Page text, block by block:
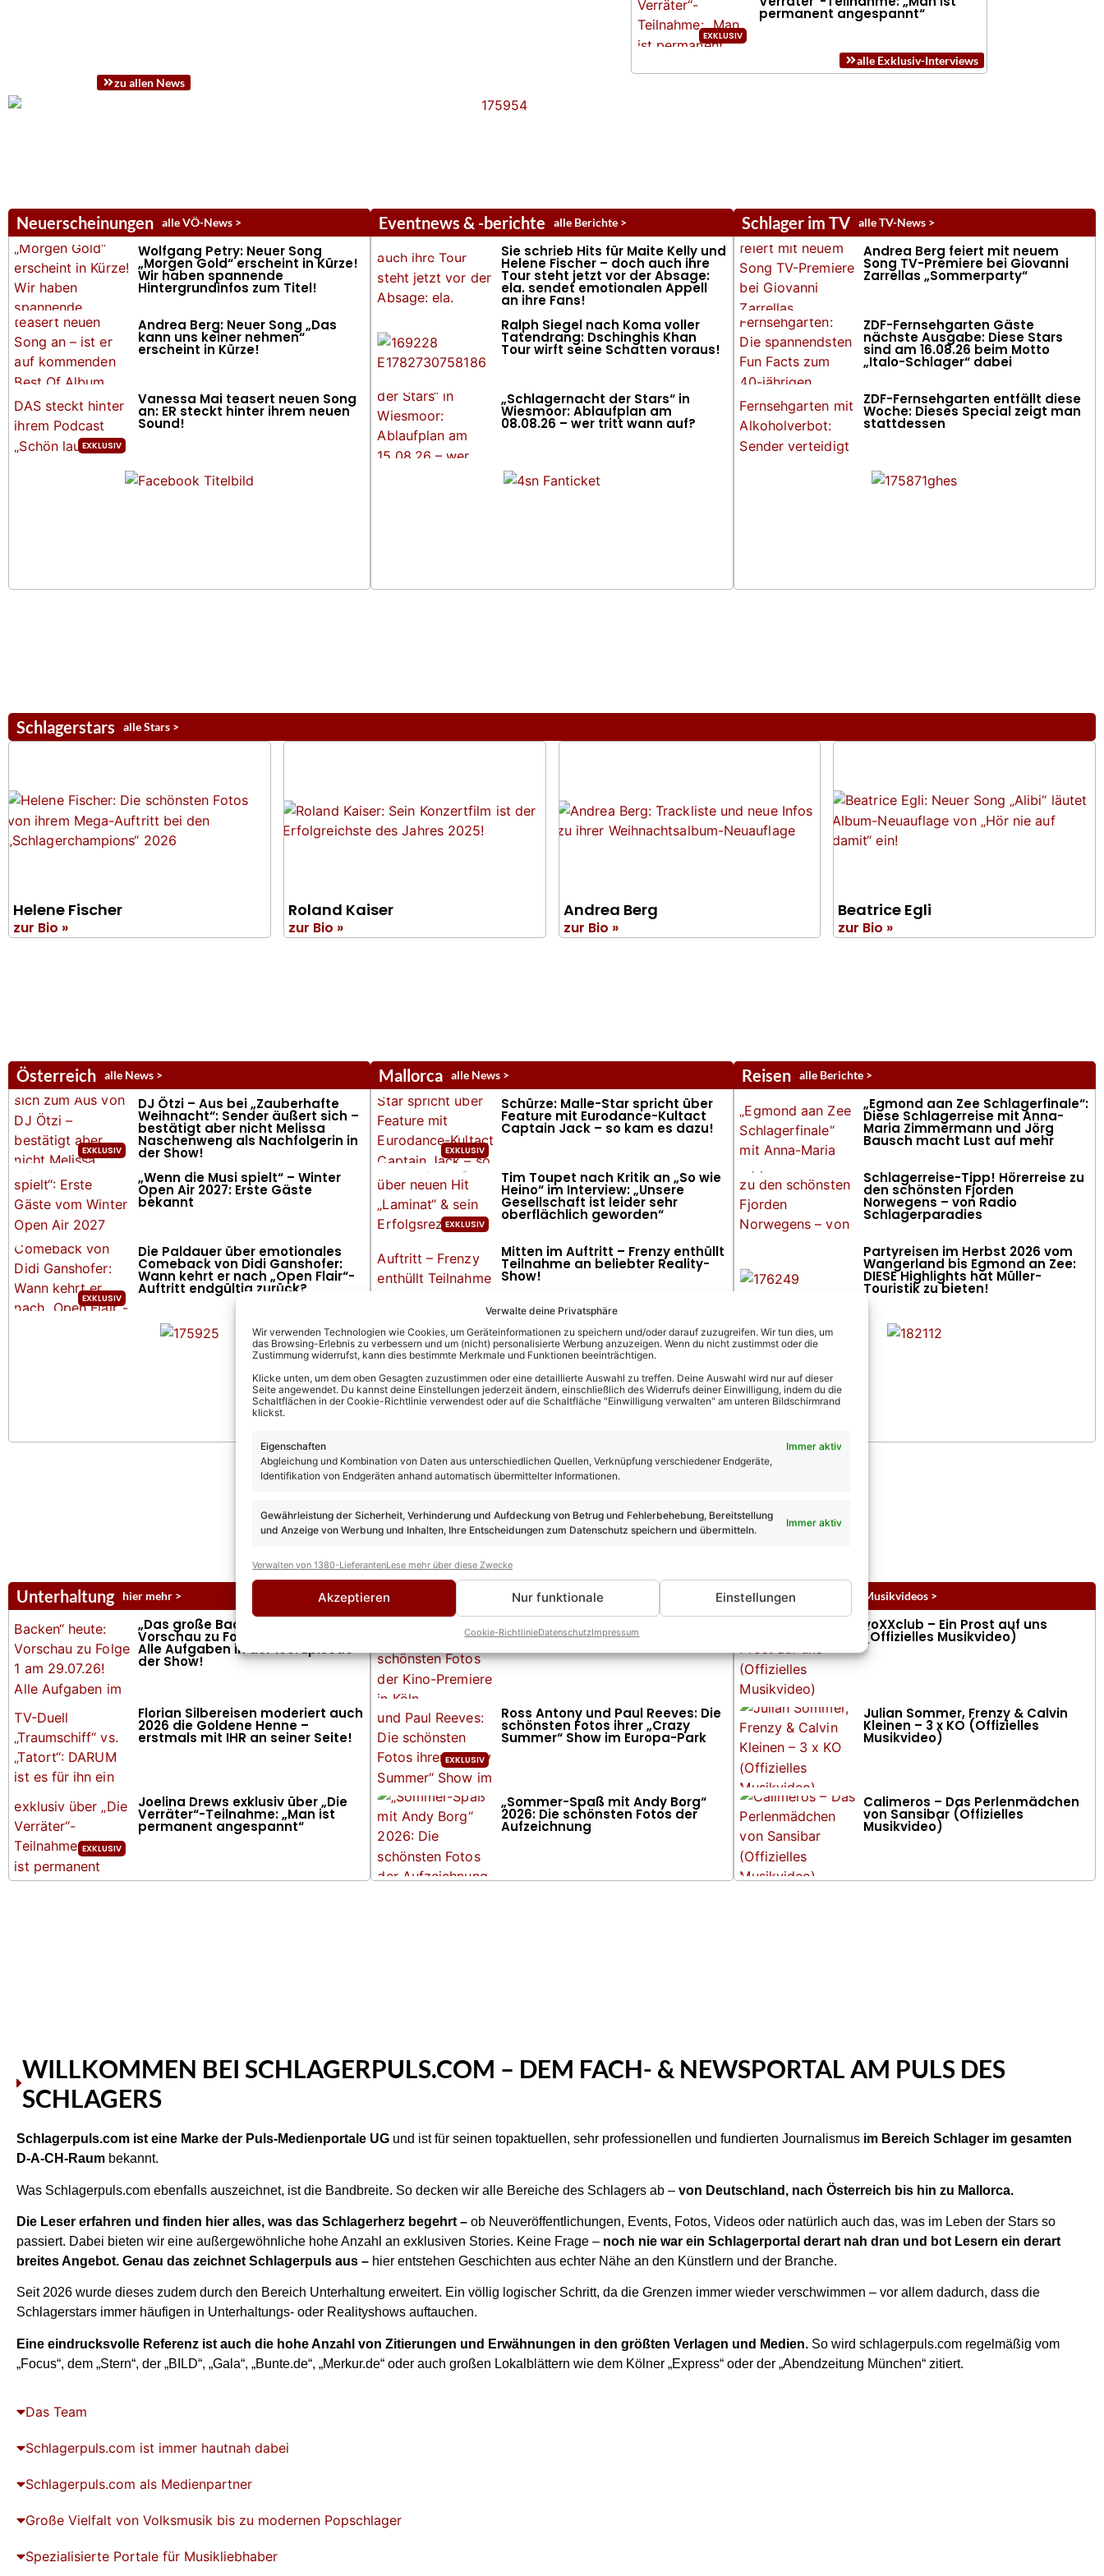
Verwalte deine Privatsphäre
Wir verwenden Technologien wie Cookies, um Geräteinformationen zu speichern und/oder darauf zuzugreifen. Wir tun dies, um
das Browsing-Erlebnis zu verbessern und um (nicht) personalisierte Werbung anzuzeigen. Wenn du nicht zustimmst oder die
Zustimmung widerrufst, kann dies bestimmte Merkmale und Funktionen beeinträchtigen.
Klicke unten, um dem oben Gesagten zuzustimmen oder eine detaillierte Auswahl zu treffen. Deine Auswahl wird nur auf dieser
Seite angewendet. Du kannst deine Einstellungen jederzeit ändern, einschließlich des Widerrufs deiner Einwilligung, indem du die
Schaltflächen in der Cookie-Richtlinie verwendest oder auf die Schaltfläche "Einwilligung verwalten" am unteren Bildschirmrand
klickst.
Eigenschaften
Immer aktiv
Abgleichung und Kombination von Daten aus unterschiedlichen Quellen, Verknüpfung verschiedener Endgeräte,
Identifikation von Endgeräten anhand automatisch übermittelter Informationen.
Gewährleistung der Sicherheit, Verhinderung und Aufdeckung von Betrug und Fehlerbehebung, Bereitstellung
und Anzeige von Werbung und Inhalten, Ihre Entscheidungen zum Datenschutz speichern und übermitteln.
Immer aktiv
Verwalten von 1380-LieferantenLese mehr über diese Zwecke
Akzeptieren Nur funktionale Einstellungen
Cookie-RichtlinieDatenschutzImpressum
zu allen News
permanent angespannt“
alle Exklusiv-Interviews
Neuerscheinungen alle VÖ-News >
Wolfgang Petry: Neuer Song
„Morgen Gold“ erscheint in Kürze!
Wir haben spannende
Hintergrundinfos zum Titel!
Andrea Berg: Neuer Song „Das
kann uns keiner nehmen“
erscheint in Kürze!
Vanessa Mai teasert neuen Song
an: ER steckt hinter ihrem neuen
Sound!
Eventnews & -berichte alle Berichte >
Sie schrieb Hits für Maite Kelly und
Helene Fischer – doch auch ihre
Tour steht jetzt vor der Absage:
ela. sendet emotionalen Appell
an ihre Fans!
Ralph Siegel nach Koma voller
Tatendrang: Dschinghis Khan
Tour wirft seine Schatten voraus!
„Schlagernacht der Stars“ in
Wiesmoor: Ablaufplan am
08.08.26 – wer tritt wann auf?
Schlager im TV alle TV-News >
Andrea Berg feiert mit neuem
Song TV-Premiere bei Giovanni
Zarrellas „Sommerparty“
ZDF-Fernsehgarten Gäste
nächste Ausgabe: Diese Stars
sind am 16.08.26 beim Motto
„Italo-Schlager“ dabei
ZDF-Fernsehgarten entfällt diese
Woche: Dieses Special zeigt man
stattdessen
Schlagerstars alle Stars >
Helene Fischer
zur Bio »
Roland Kaiser
zur Bio »
Andrea Berg
zur Bio »
Beatrice Egli
zur Bio »
Österreich alle News >
DJ Ötzi – Aus bei „Zauberhafte
Weihnacht“: Sender äußert sich –
bestätigt aber nicht Melissa
Naschenweng als Nachfolgerin in
der Show!
„Wenn die Musi spielt“ – Winter
Open Air 2027: Erste Gäste
bekannt
Die Paldauer über emotionales
Comeback von Didi Ganshofer:
Wann kehrt er nach „Open Flair“-
Auftritt endgültig zurück?
Mallorca alle News >
Schürze: Malle-Star spricht über
Feature mit Eurodance-Kultact
Captain Jack – so kam es dazu!
Tim Toupet nach Kritik an „So wie
Heino“ im Interview: „Unsere
Gesellschaft ist leider sehr
oberflächlich geworden“
Mitten im Auftritt – Frenzy enthüllt
Teilnahme an beliebter Reality-
Show!
Reisen alle Berichte >
„Egmond aan Zee Schlagerfinale“:
Diese Schlagerreise mit Anna-
Maria Zimmermann und Jörg
Bausch macht Lust auf mehr
Schlagerreise-Tipp! Hörerreise zu
den schönsten Fjorden
Norwegens – von Radio
Schlagerparadies
Partyreisen im Herbst 2026 vom
Wangerland bis Egmond an Zee:
DIESE Highlights hat Müller-
Touristik zu bieten!
Unterhaltung hier mehr >
„Das große Backen“ heute:
Vorschau zu Folge 2 am 05.08.26!
Alle Aufgaben in der 100. Episode
der Show!
Florian Silbereisen moderiert auch
2026 die Goldene Henne –
erstmals mit IHR an seiner Seite!
Joelina Drews exklusiv über „Die
Verräter“-Teilnahme: „Man ist
permanent angespannt“
Fotogalerien alle Fotogalerien >
Fotos der Kino-Premiere in Köln
Ross Antony und Paul Reeves: Die
schönsten Fotos ihrer „Crazy
Summer“ Show im Europa-Park
„Sommer-Spaß mit Andy Borg“
2026: Die schönsten Fotos der
Aufzeichnung
Musikvideos alle Musikvideos >
voXXclub – Ein Prost auf uns
(Offizielles Musikvideo)
Julian Sommer, Frenzy & Calvin
Kleinen – 3 x KO (Offizielles
Musikvideo)
Calimeros – Das Perlenmädchen
von Sansibar (Offizielles
Musikvideo)
WILLKOMMEN BEI SCHLAGERPULS.COM – DEM FACH- & NEWSPORTAL AM PULS DES
SCHLAGERS
Schlagerpuls.com ist eine Marke der Puls-Medienportale UG und ist für seinen topaktuellen, sehr professionellen und fundierten Journalismus im Bereich Schlager im gesamten
D-A-CH-Raum bekannt.
Was Schlagerpuls.com ebenfalls auszeichnet, ist die Bandbreite. So decken wir alle Bereiche des Schlagers ab – von Deutschland, nach Österreich bis hin zu Mallorca.
Die Leser erfahren und finden hier alles, was das Schlagerherz begehrt – ob Neuveröffentlichungen, Events, Fotos, Videos oder natürlich auch das, was im Leben der Stars so
passiert. Dabei bieten wir eine außergewöhnliche hohe Anzahl an exklusiven Stories. Keine Frage – noch nie war ein Schlagerportal derart nah dran und bot Lesern ein derart
breites Angebot. Genau das zeichnet Schlagerpuls aus – hier entstehen Geschichten aus echter Nähe an den Künstlern und der Branche.
Seit 2026 wurde dieses zudem durch den Bereich Unterhaltung erweitert. Ein völlig logischer Schritt, da die Grenzen immer wieder verschwimmen – vor allem dadurch, dass die
Schlagerstars immer häufigen in Unterhaltungs- oder Realityshows auftauchen.
Eine eindrucksvolle Referenz ist auch die hohe Anzahl von Zitierungen und Erwähnungen in den größten Verlagen und Medien. So wird schlagerpuls.com regelmäßig vom
„Focus“, dem „Stern“, der „BILD“, „Gala“, „Bunte.de“, „Merkur.de“ oder auch großen Lokalblättern wie dem Kölner „Express“ oder der „Abendzeitung München“ zitiert.
Das Team
Schlagerpuls.com ist immer hautnah dabei
Schlagerpuls.com als Medienpartner​
Große Vielfalt von Volksmusik bis zu modernen Popschlager
Spezialisierte Portale für Musikliebhaber